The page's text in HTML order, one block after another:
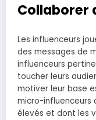
Collaborer
Les influenceurs
des messages de
influenceurs
toucher leurs
motiver leur base
micro-influenceurs
élevés et dont les